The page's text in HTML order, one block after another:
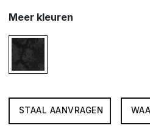
Meer kleuren
STAAL AANVRAGEN